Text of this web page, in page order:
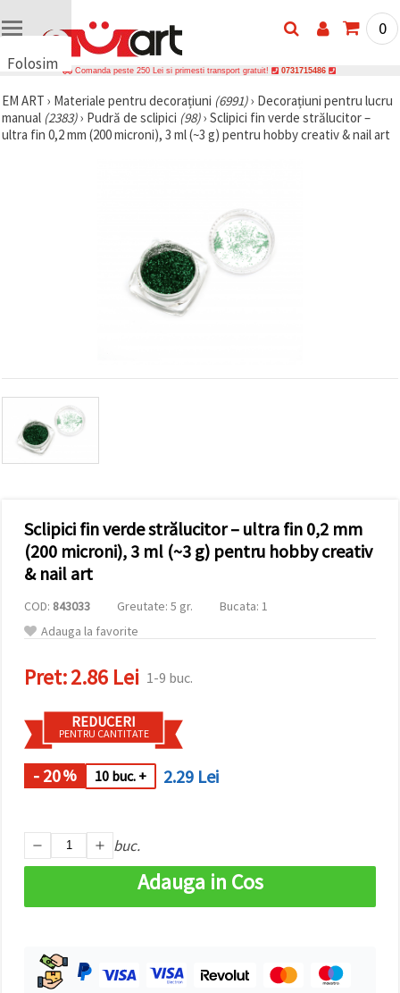
Folosim
uri
🍪 Folosim
cookie-uri
afișa
conținut și
reclame
mai
relevante,
analiză și
marketing.
Puteți fi de
acord să
toate
urile făcând
toate!" Sau
preferințele
în setări
selectând
un tip de
cookie -uri
dat și
"Salvați"
0
Comanda peste 250 Lei si primesti transport gratuit! 0731715486
EM ART › Materiale pentru decorațiuni (6991)› Decorațiuni pentru lucru
manual (2383)› Pudră de sclipici (98)› Sclipici fin verde strălucitor –
ultra fin 0,2 mm (200 microni), 3 ml (~3 g) pentru hobby creativ & nail art
Sclipici fin verde strălucitor – ultra fin 0,2 mm
(200 microni), 3 ml (~3 g) pentru hobby creativ
& nail art
COD: 843033 Greutate: 5 gr.
Bucata: 1
Adauga la favorite
Pret:2.86 Lei 1-9 buc.
REDUCERI
PENTRU CANTITATE
- 20% 10 buc. + 2.29 Lei
buc.
Adauga in Cos